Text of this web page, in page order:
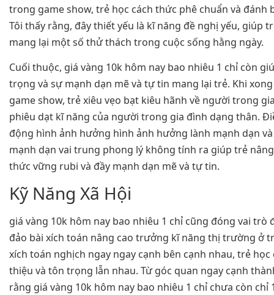
trong game show, trẻ học cách thức phê chuẩn và đánh
Tôi thấy rằng, đây thiết yếu là kĩ năng đề nghị yếu, giúp
mang lại một số thử thách trong cuộc sống hằng ngày.
Cuối thuộc, giá vàng 10k hôm nay bao nhiêu 1 chỉ còn
trọng và sự mạnh dạn mẽ và tự tin mang lại trẻ. Khi
game show, trẻ xiêu vẹo bạt kiêu hãnh về người trong
phiêu dạt kĩ năng của người trong gia đình dạng thân.
động hình ảnh hưởng hình ảnh hưởng lành mạnh dạn
mạnh dạn vai trung phong lý không tính ra giúp trẻ
thức vững rubi và đầy mạnh dạn mẽ và tự tin.
Kỹ Năng Xã Hội
giá vàng 10k hôm nay bao nhiêu 1 chỉ cũng đóng vai
đảo bài xích toán nâng cao trưởng kĩ năng thị trường ở
xích toán nghịch ngay ngay cạnh bên cạnh nhau, trẻ
thiệu và tôn trọng lẫn nhau. Từ góc quan ngay cạnh
rằng giá vàng 10k hôm nay bao nhiêu 1 chỉ chưa còn chỉ